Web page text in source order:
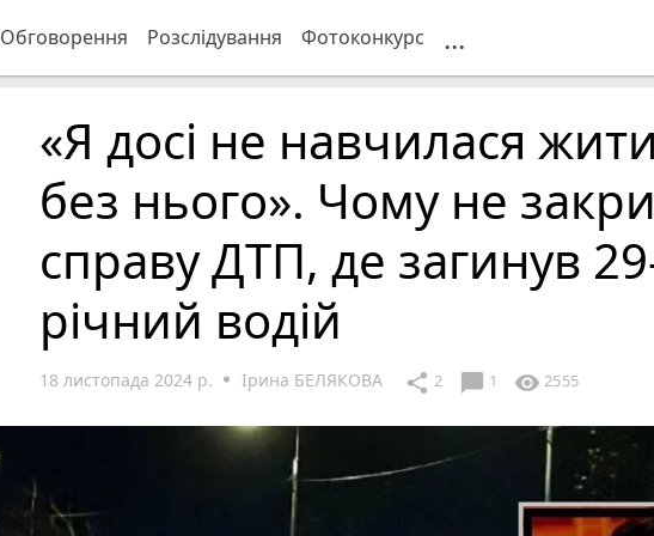
Обговорення Розслідування Фотоконкурс ...
«Я досі не навчилася жити
без нього». Чому не
справу ДТП, де загинув
річний водій
18 листопада 2024 р. Ірина БЕЛЯКОВА share 2 chat_bubble 1 visibility 2555